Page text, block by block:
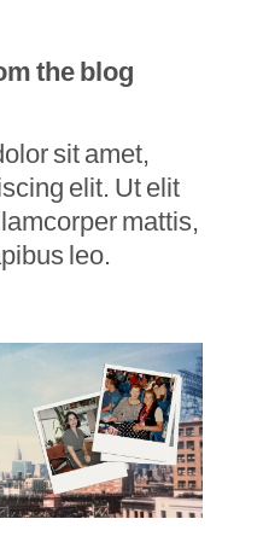
the blog
sit amet,
elit. Ut elit
mattis,
leo.